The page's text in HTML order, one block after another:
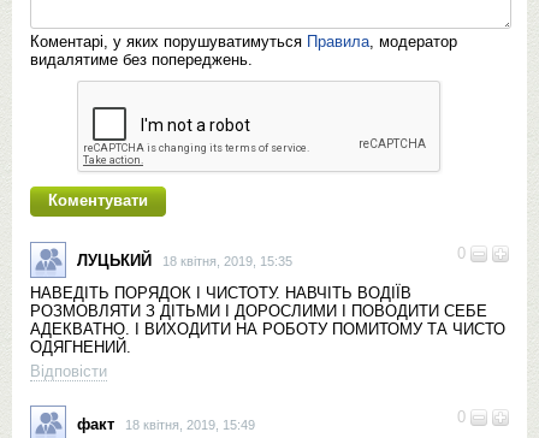
Коментарі, у яких порушуватимуться Правила, модератор
видалятиме без попереджень.
0
ЛУЦЬКИЙ 18 квітня, 2019, 15:35
НАВЕДІТЬ ПОРЯДОК І ЧИСТОТУ. НАВЧІТЬ ВОДІЇВ
РОЗМОВЛЯТИ З ДІТЬМИ І ДОРОСЛИМИ І ПОВОДИТИ СЕБЕ
АДЕКВАТНО. І ВИХОДИТИ НА РОБОТУ ПОМИТОМУ ТА ЧИСТО
ОДЯГНЕНИЙ.
Відповісти
0
факт 18 квітня, 2019, 15:49